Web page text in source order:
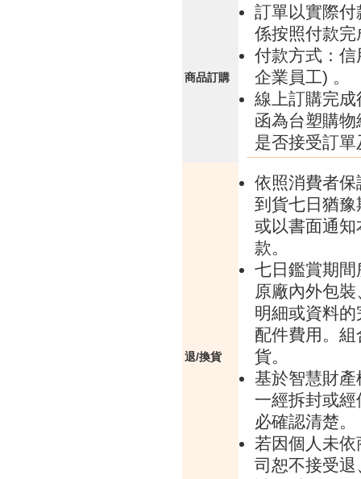
商品訂購
訂單以實際
係按照付款
付款方式：
企業員工) 。
線上訂購完
函為台塑購
是否接受訂
退/換貨
依照消費者
到貨七日猶
或以書面通
款。
七日鑑賞期
原廠內外包
明細或資料
配件費用。
貨。
基於智慧財
一經拆封或
必確認清楚。
若因個人未
司恕不接受